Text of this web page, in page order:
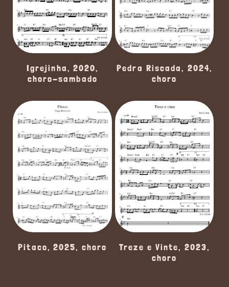
Igrejinha, 2020,
choro-sambado
Pedra Riscada, 2024,
choro
Pitaco, 2025, choro
Treze e Vinte, 2023,
choro